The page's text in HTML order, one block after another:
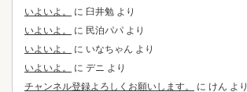
いよいよ。 に 臼井勉 より
いよいよ。
に 民泊パパ より
いよいよ。
に いなちゃん より
いよいよ。
に デニ より
チャンネル登録よろしくお願いします。
に けん より